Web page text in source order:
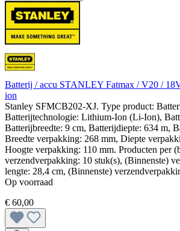
Batterij / accu STANLEY Fatmax / V20 /
ion
Stanley SFMCB202-XJ. Type product:
Batterijtechnologie: Lithium-Ion (Li-Ion),
Batterijbreedte: 9 cm, Batterijdiepte: 634 m,
Breedte verpakking: 268 mm, Diepte
Hoogte verpakking: 110 mm. Producten per
verzendverpakking: 10 stuk(s), (Binnenste)
lengte: 28,4 cm, (Binnenste)
Op voorraad
€ 60,00